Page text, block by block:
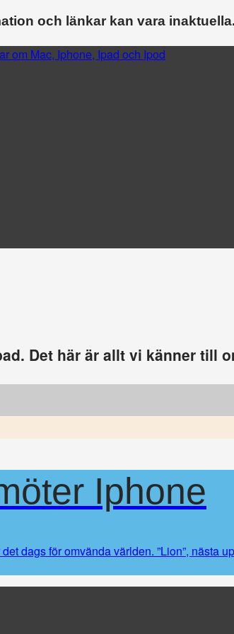
och länkar kan vara
om Mac, Iphone, Ipad och Ipod
Det här är allt vi känner till
Iphone
dags för omvända världen. ”Lion”, nästa